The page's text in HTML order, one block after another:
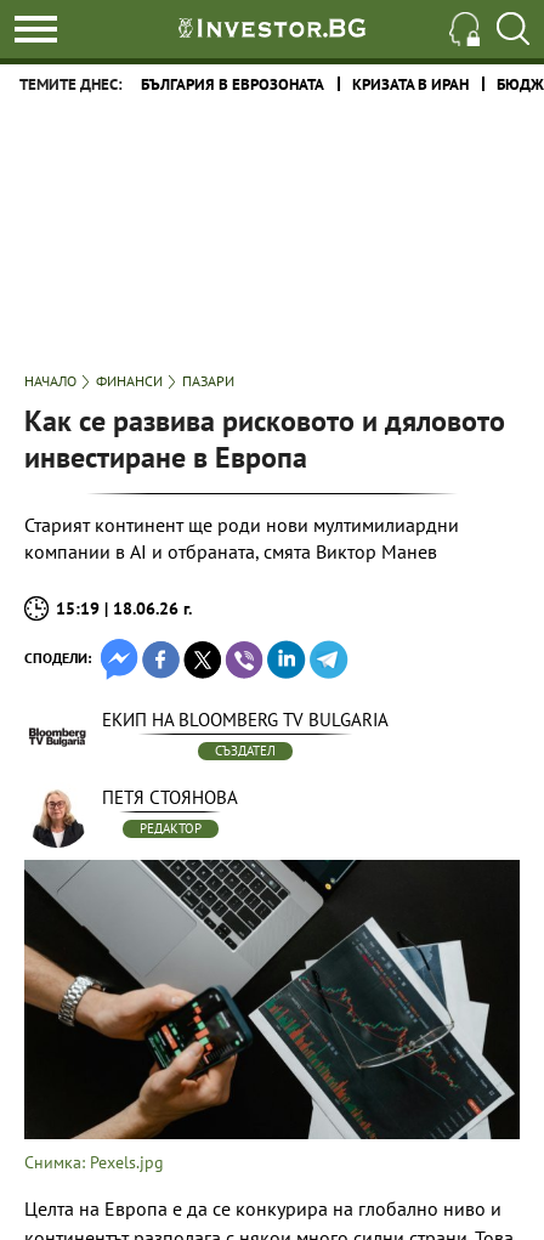
ТЕМИТЕ ДНЕС: БЪЛГАРИЯ В ЕВРОЗОНАТА КРИЗАТА В ИРАН
НАЧАЛО ФИНАНСИ ПАЗАРИ
Как се развива рисковото и дяловото
инвестиране в Европа
Старият континент ще роди нови мултимилиардни
компании в AI и отбраната, смята Виктор Манев
15:19 | 18.06.26 г.
СПОДЕЛИ:
ЕКИП НА BLOOMBERG TV BULGARIA
СЪЗДАТЕЛ
ПЕТЯ СТОЯНОВА
РЕДАКТОР
Снимка: Pexels.jpg
Целта на Европа е да се конкурира на глобално ниво и